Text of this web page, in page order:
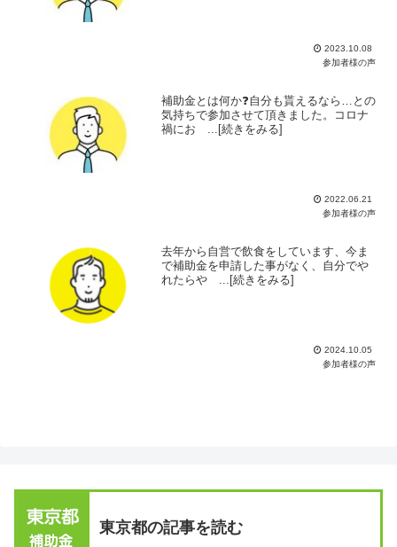
2023.10.08
参加者様の声
補助金とは何か❓自分も貰えるなら…との
気持ちで参加させて頂きました。コロナ
禍にお ...[続きをみる]
2022.06.21
参加者様の声
去年から自営で飲食をしています、今ま
で補助金を申請した事がなく、自分でや
れたらや ...[続きをみる]
2024.10.05
参加者様の声
東京都の記事を読む